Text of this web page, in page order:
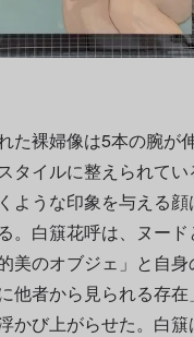
た裸婦像は5本の腕が
タイルに整えられて
ような印象を与える
。白簱花呼は、ヌー
美のオブジェ」と自身
他者から見られる存
かび上がらせた。白